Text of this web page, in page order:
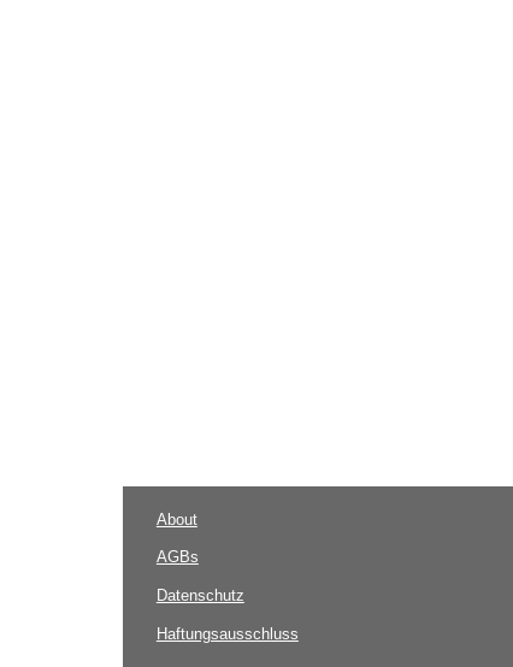
About
AGBs
Datenschutz
Haftungsausschluss